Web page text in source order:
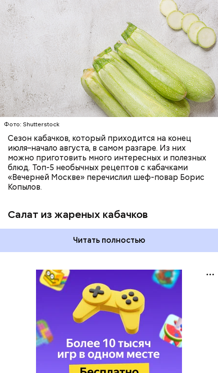
Фото: Shutterstock
Сезон кабачков, который приходится на конец
июля–начало августа, в самом разгаре. Из них
можно приготовить много интересных и полезных
блюд. Топ-5 необычных рецептов с кабачками
«Вечерней Москве» перечислил шеф-повар Борис
Копылов.
Салат из жареных кабачков
Ингредиенты:
Читать полностью
ЕДА ОВОЩИ РЕЦЕПТЫ